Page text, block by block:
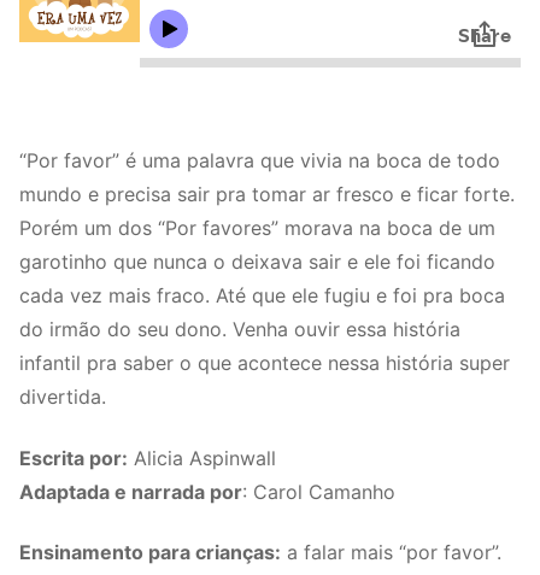
“Por favor” é uma palavra que vivia na boca de todo
mundo e precisa sair pra tomar ar fresco e ficar forte.
Porém um dos “Por favores” morava na boca de um
garotinho que nunca o deixava sair e ele foi ficando
cada vez mais fraco. Até que ele fugiu e foi pra boca
do irmão do seu dono. Venha ouvir essa história
infantil pra saber o que acontece nessa história super
divertida.
Escrita por: Alicia Aspinwall
Adaptada e narrada por: Carol Camanho
Ensinamento para crianças: a falar mais “por favor”.